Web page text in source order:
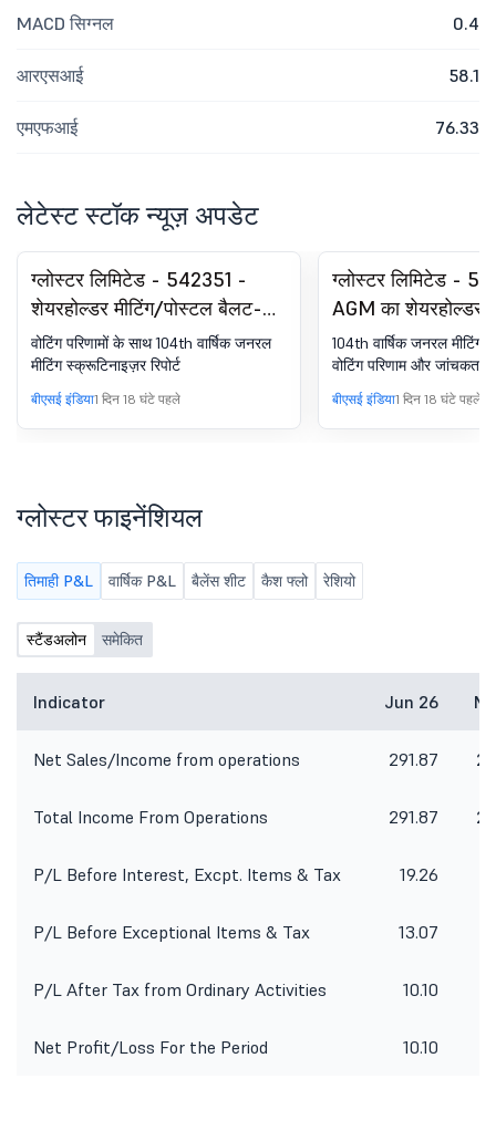
MACD सिग्नल 0.4
आरएसआई 58.1
एमएफआई 76.33
लेटेस्ट स्टॉक न्यूज़ अपडेट
ग्लोस्टर लिमिटेड - 542351 -
शेयरहोल्डर मीटिंग/पोस्टल बैलट-
स्क्रुटिनाइज़र की रिपोर्ट
वोटिंग परिणामों के साथ 104th वार्षिक जनरल
मीटिंग स्क्रूटिनाइज़र रिपोर्ट
बीएसई इंडिया1 दिन 18 घंटे पहले
ग्लोस्टर लिमिटेड -
AGM का शेयरहोल्डर
बैलट-आउटकम
104th वार्षिक जनरल मीटिंग
वोटिंग परिणाम और जांचकर्ताओं
बीएसई इंडिया1 दिन 18 घंटे पहले
ग्लोस्टर फाइनेंशियल
तिमाही P&L वार्षिक P&L बैलेंस शीट कैश फ्लो रेशियो
स्टैंडअलोन समेकित
Indicator Jun 26
Net Sales/Income from operations 291.87
Total Income From Operations 291.87
P/L Before Interest, Excpt. Items & Tax 19.26
P/L Before Exceptional Items & Tax 13.07
P/L After Tax from Ordinary Activities 10.10
Net Profit/Loss For the Period 10.10